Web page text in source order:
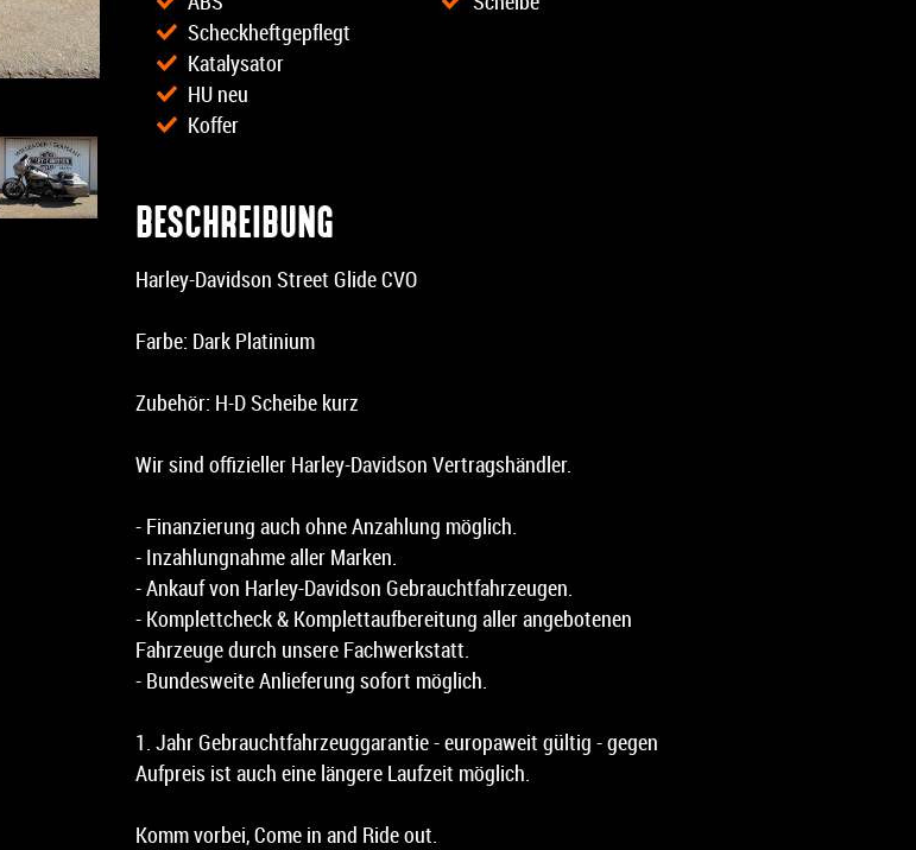
Scheckheftgepflegt
Katalysator
HU neu
Koffer
BESCHREIBUNG
Harley-Davidson Street Glide CVO
Farbe: Dark Platinium
Zubehör: H-D Scheibe kurz
Wir sind offizieller Harley-Davidson Vertragshändler.
- Finanzierung auch ohne Anzahlung möglich.
- Inzahlungnahme aller Marken.
- Ankauf von Harley-Davidson Gebrauchtfahrzeugen.
- Komplettcheck & Komplettaufbereitung aller angebotenen
Fahrzeuge durch unsere Fachwerkstatt.
- Bundesweite Anlieferung sofort möglich.
1. Jahr Gebrauchtfahrzeuggarantie - europaweit gültig - gegen
Aufpreis ist auch eine längere Laufzeit möglich.
Komm vorbei, Come in and Ride out.